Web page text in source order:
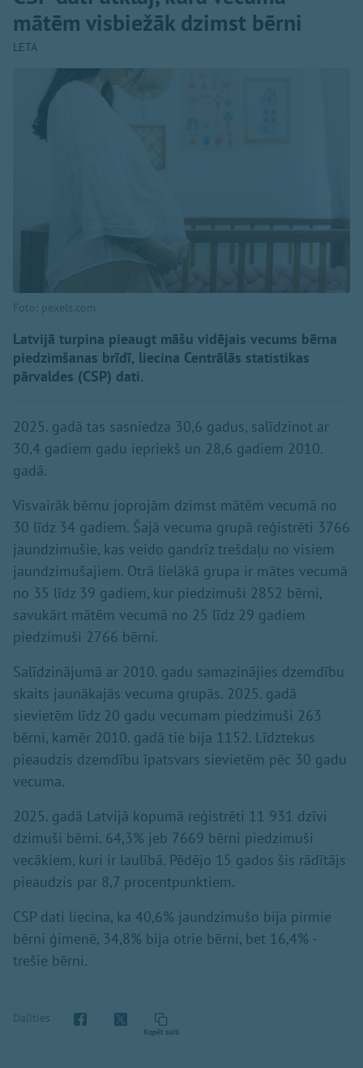
mātēm visbiežāk dzimst bērni
LETA
Foto: pexels.com
Latvijā turpina pieaugt māšu vidējais vecums bērna
piedzimšanas brīdī, liecina Centrālās statistikas
pārvaldes (CSP) dati.
2025. gadā tas sasniedza 30,6 gadus, salīdzinot ar
30,4 gadiem gadu iepriekš un 28,6 gadiem 2010.
gadā.
Visvairāk bērnu joprojām dzimst mātēm vecumā no
30 līdz 34 gadiem. Šajā vecuma grupā reģistrēti 3766
jaundzimušie, kas veido gandrīz trešdaļu no visiem
jaundzimušajiem. Otrā lielākā grupa ir mātes vecumā
no 35 līdz 39 gadiem, kur piedzimuši 2852 bērni,
savukārt mātēm vecumā no 25 līdz 29 gadiem
piedzimuši 2766 bērni.
Salīdzinājumā ar 2010. gadu samazinājies dzemdību
skaits jaunākajās vecuma grupās. 2025. gadā
sievietēm līdz 20 gadu vecumam piedzimuši 263
bērni, kamēr 2010. gadā tie bija 1152. Līdztekus
pieaudzis dzemdību īpatsvars sievietēm pēc 30 gadu
vecuma.
2025. gadā Latvijā kopumā reģistrēti 11 931 dzīvi
dzimuši bērni. 64,3% jeb 7669 bērni piedzimuši
vecākiem, kuri ir laulībā. Pēdējo 15 gados šis rādītājs
pieaudzis par 8,7 procentpunktiem.
CSP dati liecina, ka 40,6% jaundzimušo bija pirmie
bērni ģimenē, 34,8% bija otrie bērni, bet 16,4% -
trešie bērni.
Dalīties
Kopēt saiti